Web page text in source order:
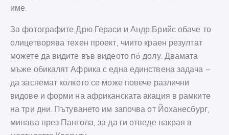
име.
За фотографите Дрю Гераси и Андр Брийс обаче то
олицетворява техен проект, чиито краен резултат
можете да видите във видеото пó долу. Двамата
мъже обикалят Африка с една единствена задача –
да заснемат колкото се може повече различни
видове и форми на африканската акация в рамките
на три дни. Пътуването им започва от Йоханесбург,
минава през Пангола, за да ги отведе накрая в